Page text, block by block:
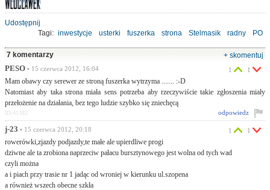
Udostępnij
Tagi: inwestycje usterki fuszerka strona Stelmasik radny PO
7 komentarzy
+ skomentuj
PESO • 15 czerwca 2012, 16:04
Mam obawy czy serewer ze stroną fuszerka wytrzyma ....... :-D
Natomiast aby taka strona miała sens potrzeba aby rzeczywiście takie zgłoszenia miały
przełożenie na działania, bez tego ludzie szybko się zniechęcą
1 1
odpowiedz
ID:41382
j-23 • 15 czerwca 2012, 20:18
rowerówki,zjazdy podjazdy,te małe ale upierdliwe progi
dziwne ale ta zrobiona naprzeciw pałacu bursztynowego jest wolna od tych wad
czyli można
a i piach przy trasie nr 1 jadąc od wroniej w kierunku ul.szopena
a również wszech obecne szkła
1 1